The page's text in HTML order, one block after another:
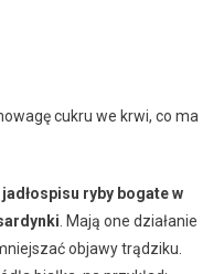
cukru we krwi, co ma
ryby bogate w
. Mają one działanie
objawy trądziku.